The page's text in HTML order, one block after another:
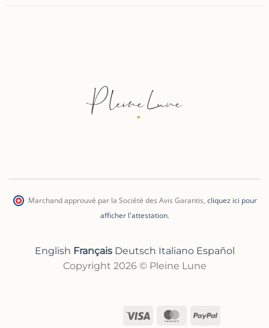
Marchand approuvé par la Société des Avis Garantis, cliquez ici pour
afficher l'attestation.
English Français Deutsch Italiano Español
Copyright 2026 © Pleine Lune
Visa MasterCard
PayPal